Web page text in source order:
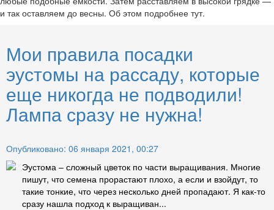
и так оставляем до весны. Об этом подробнее тут.
Мои правила посадки
эустомы на рассаду, которые
еще никогда не подводили!
Лампа сразу не нужна!
Опубликовано: 06 января 2021, 00:27
Эустома – сложный цветок по части выращивания. Многие
пишут, что семена прорастают плохо, а если и взойдут, то
такие тонкие, что через несколько дней пропадают. Я как-то
сразу нашла подход к выращиван...